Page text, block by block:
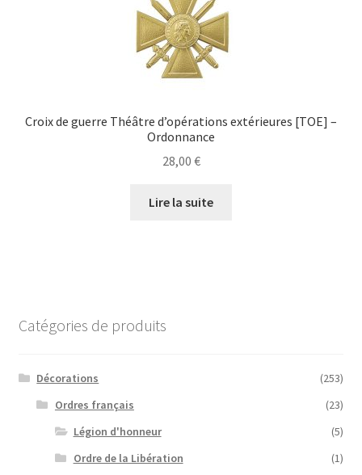
Croix de guerre Théâtre d’opérations extérieures [TOE] –
Ordonnance
28,00 €
Lire la suite
Catégories de produits
Décorations
(253)
Ordres français
(23)
Légion d'honneur
(5)
Ordre de la Libération
(1)